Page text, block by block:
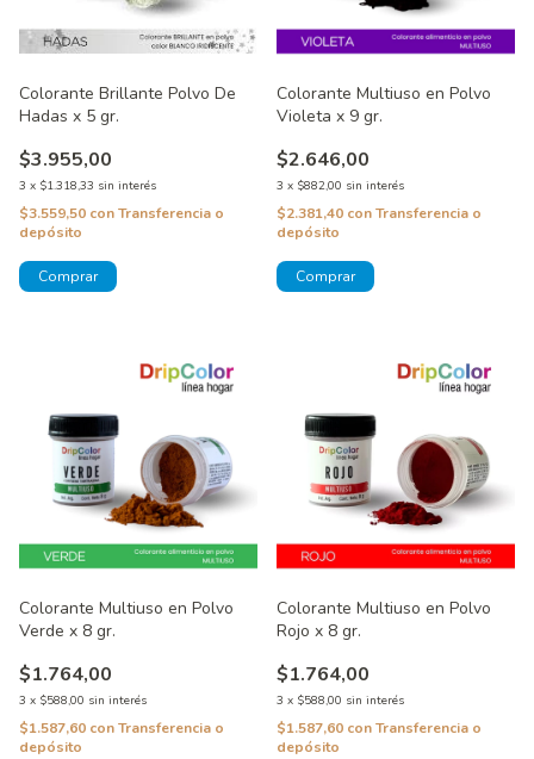
Colorante Brillante Polvo De
Hadas x 5 gr.
$3.955,00
3 x $1.318,33 sin interés
$3.559,50 conTransferencia o
depósito
Colorante Multiuso en Polvo
Violeta x 9 gr.
$2.646,00
3 x $882,00 sin interés
$2.381,40 conTransferencia o
depósito
Colorante Multiuso en Polvo
Verde x 8 gr.
$1.764,00
3 x $588,00 sin interés
$1.587,60 conTransferencia o
depósito
Colorante Multiuso en Polvo
Rojo x 8 gr.
$1.764,00
3 x $588,00 sin interés
$1.587,60 conTransferencia o
depósito